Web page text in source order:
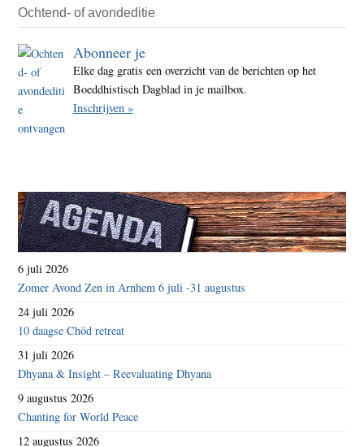
Ochtend- of avondeditie
Abonneer je
Elke dag gratis een overzicht van de berichten op het
Boeddhistisch Dagblad in je mailbox.
Inschrijven »
6 juli 2026
Zomer Avond Zen in Arnhem 6 juli -31 augustus
24 juli 2026
10 daagse Chöd retreat
31 juli 2026
Dhyana & Insight – Reevaluating Dhyana
9 augustus 2026
Chanting for World Peace
12 augustus 2026